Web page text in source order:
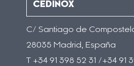
CEDINOX
C/ Santiago de
28035 Madrid, España
T +34 91 398 52 31 /+34 91